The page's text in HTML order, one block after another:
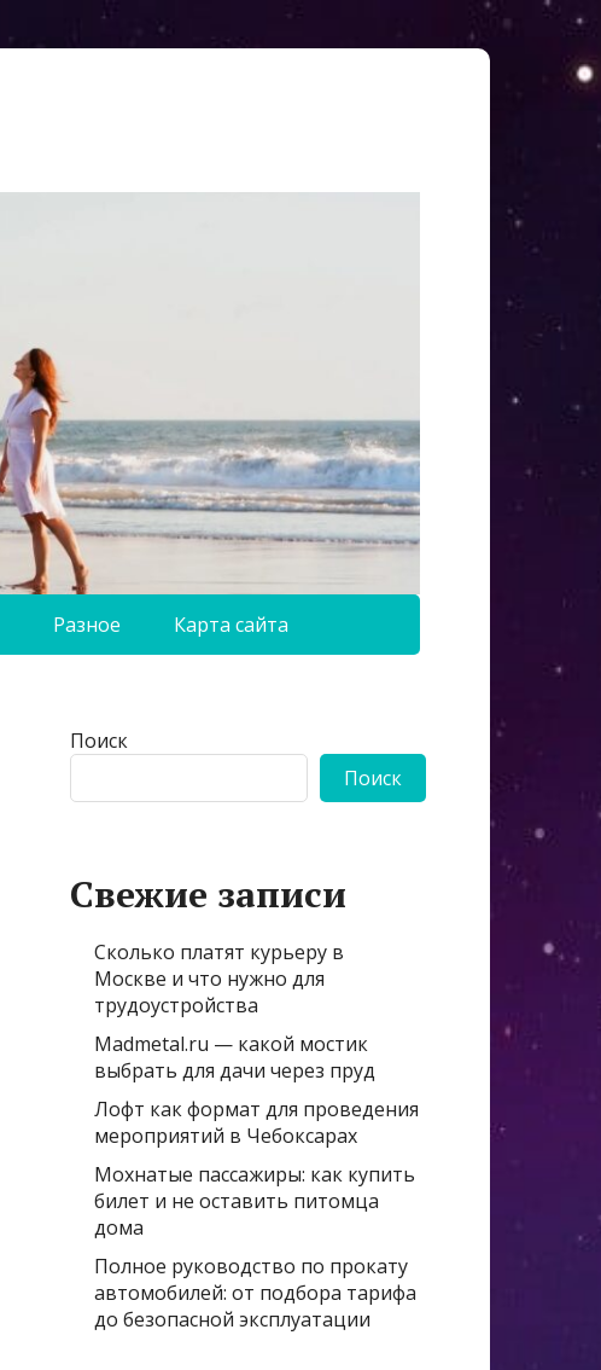
Разное Карта сайта
Поиск
Поиск
Свежие записи
Сколько платят курьеру в
Москве и что нужно для
трудоустройства
Madmetal.ru — какой мостик
выбрать для дачи через пруд
Лофт как формат для проведения
мероприятий в Чебоксарах
Мохнатые пассажиры: как купить
билет и не оставить питомца
дома
Полное руководство по прокату
автомобилей: от подбора тарифа
до безопасной эксплуатации